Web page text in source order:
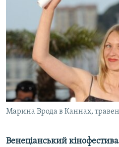
КИТАЙ.ВИКЛИКИ
МУЛЬТИМЕДІА
ФОТО
СПЕЦПРОЄКТИ
ПОДКАСТИ
РУС
УКР
Марина Врода в Каннах,
Венеціанський